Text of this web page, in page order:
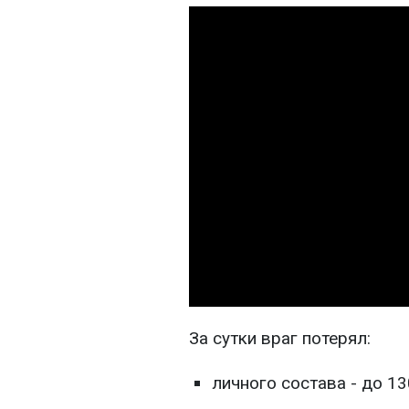
За сутки враг потерял:
личного состава - до